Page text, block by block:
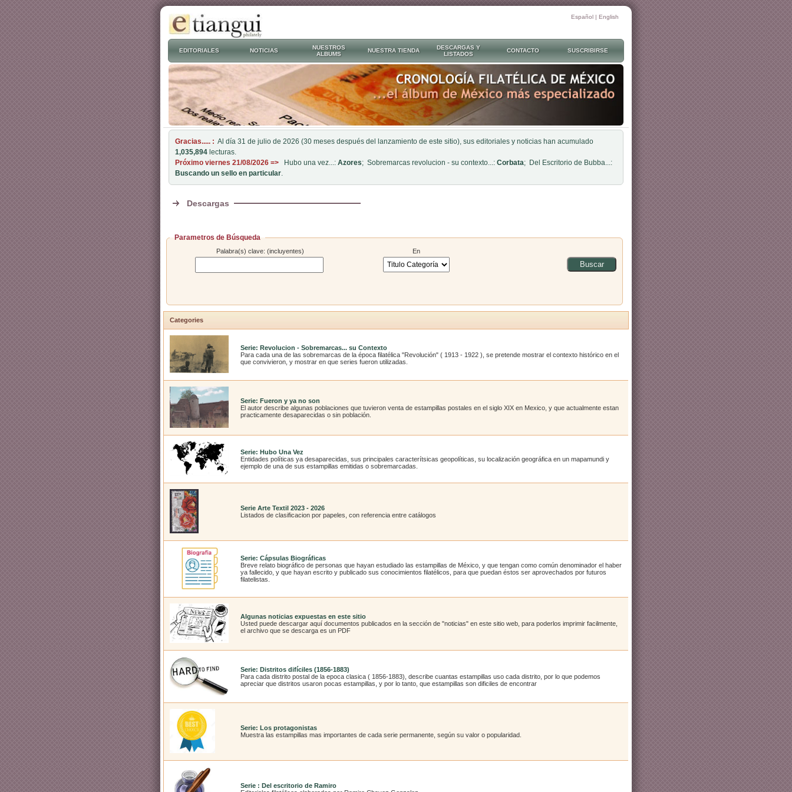
Español | English
EDITORIALES NOTICIAS
NUESTROS
ALBUMS
NUESTRA TIENDA
DESCARGAS Y
LISTADOS
CONTACTO SUSCRIBIRSE
Gracias..... : Al día 31 de julio de 2026 (30 meses después del lanzamiento de este sitio), sus editoriales y noticias han acumulado
1,035,894 lecturas.
Próximo viernes 21/08/2026 =>
Hubo una vez...: Azores; Sobremarcas revolucion - su contexto...: Corbata; Del Escritorio de Bubba...:
Buscando un sello en particular.
Descargas
Parametros de Búsqueda
Palabra(s) clave: (incluyentes) En
Buscar
Categories
Serie: Revolucion - Sobremarcas... su Contexto
Para cada una de las sobremarcas de la época filatélica "Revolución" ( 1913 - 1922 ), se pretende mostrar el contexto histórico en el
que convivieron, y mostrar en que series fueron utilizadas.
Serie: Fueron y ya no son
El autor describe algunas poblaciones que tuvieron venta de estampillas postales en el siglo XIX en Mexico, y que actualmente estan
practicamente desaparecidas o sin población.
Serie: Hubo Una Vez
Entidades políticas ya desaparecidas, sus principales caracterítsicas geopolíticas, su localización geográfica en un mapamundi y
ejemplo de una de sus estampillas emitidas o sobremarcadas.
Serie Arte Textil 2023 - 2026
Listados de clasificacion por papeles, con referencia entre catálogos
Serie: Cápsulas Biográficas
Breve relato biográfico de personas que hayan estudiado las estampillas de México, y que tengan como común denominador el haber
ya fallecido, y que hayan escrito y publicado sus conocimientos filatélicos, para que puedan éstos ser aprovechados por futuros
filatelistas.
Algunas noticias expuestas en este sitio
Usted puede descargar aquí documentos publicados en la sección de "noticias" en este sitio web, para poderlos imprimir facilmente,
el archivo que se descarga es un PDF
Serie: Distritos difíciles (1856-1883)
Para cada distrito postal de la epoca clasica ( 1856-1883), describe cuantas estampillas uso cada distrito, por lo que podemos
apreciar que distritos usaron pocas estampillas, y por lo tanto, que estampillas son dificiles de encontrar
Serie: Los protagonistas
Muestra las estampillas mas importantes de cada serie permanente, según su valor o popularidad.
Serie : Del escritorio de Ramiro